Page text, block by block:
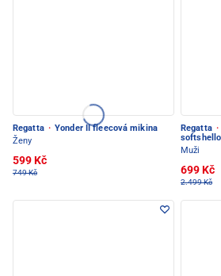
Regatta · Yonder II fleecová mikina
Ženy
599 Kč
749 Kč
Regatta ·
Muži
699 Kč
2.499 Kč